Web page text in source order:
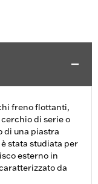
freno flottanti,
di serie o
di una piastra
stata studiata per
esterno in
da